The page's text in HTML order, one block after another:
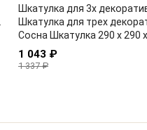
Шкатулка для 3х
Шкатулка для трех
Сосна Шкатулка 290 x 290
1 043 ₽
1 337 ₽